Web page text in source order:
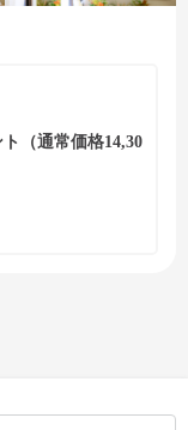
（通常価格14,30